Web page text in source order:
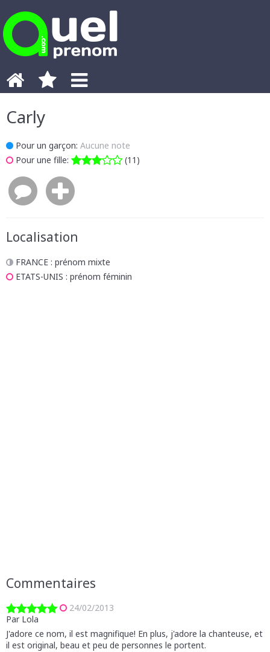
Carly
Pour un garçon: Aucune note
Pour une fille:
(11)
Localisation
FRANCE : prénom mixte
ETATS-UNIS : prénom féminin
Commentaires
24/02/2013
Par Lola
J'adore ce nom, il est magnifique! En plus, j'adore la chanteuse, et
il est original, beau et peu de personnes le portent.